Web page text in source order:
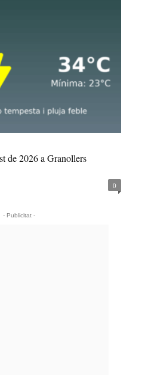
de 2026 a Granollers
0
- Publicitat -